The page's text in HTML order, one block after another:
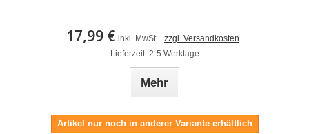
17,99 € inkl. MwSt.
zzgl. Versandkosten
Lieferzeit: 2-5 Werktage
Mehr
Artikel nur noch in anderer Variante erhältlich